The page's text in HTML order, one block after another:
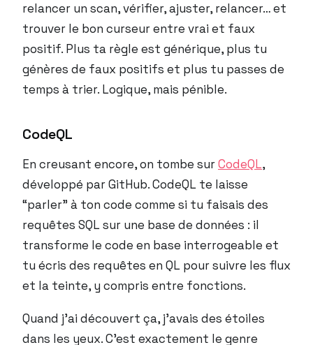
relancer un scan, vérifier, ajuster, relancer… et
trouver le bon curseur entre vrai et faux
positif. Plus ta règle est générique, plus tu
génères de faux positifs et plus tu passes de
temps à trier. Logique, mais pénible.
CodeQL
En creusant encore, on tombe surCodeQL,
développé par GitHub. CodeQL te laisse
“parler” à ton code comme si tu faisais des
requêtes SQL sur une base de données : il
transforme le code en base interrogeable et
tu écris des requêtes en QL pour suivre les flux
et la teinte, y compris entre fonctions.
Quand j’ai découvert ça, j’avais des étoiles
dans les yeux. C’est exactement le genre